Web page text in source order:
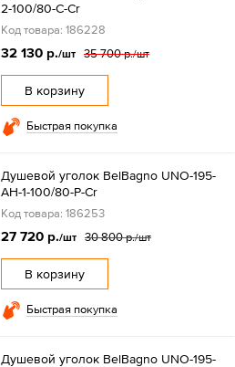
2-100/80-C-Cr
Код товара: 186228
32 130 р./шт 35 700 р./шт
В корзину
Быстрая покупка
Душевой уголок BelBagno UNO-195-
AH-1-100/80-P-Cr
Код товара: 186253
27 720 р./шт 30 800 р./шт
В корзину
Быстрая покупка
Душевой уголок BelBagno UNO-195-